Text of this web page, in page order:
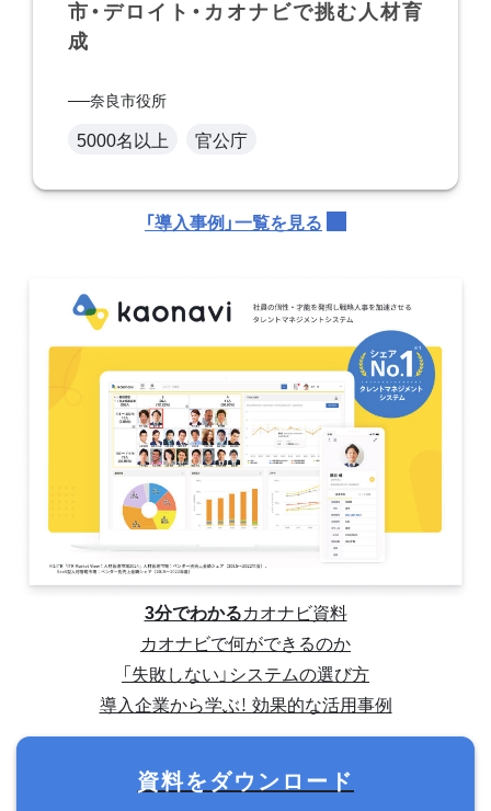
市・デロイト・カオナビで挑む人材育
成
奈良市役所
5000名以上 官公庁
「導入事例」一覧を見る
3分でわかるカオナビ資料
カオナビで何ができるのか
「失敗しない」システムの選び方
導入企業から学ぶ！ 効果的な活用事例
資料をダウンロード